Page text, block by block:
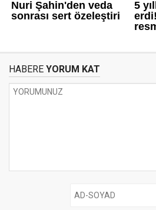
HABERE YORUM KAT